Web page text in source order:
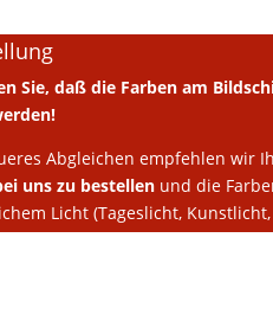
Sie, daß die Farben am
Abgleichen empfehlen wir
uns zu bestellen und die
Licht (Tageslicht,